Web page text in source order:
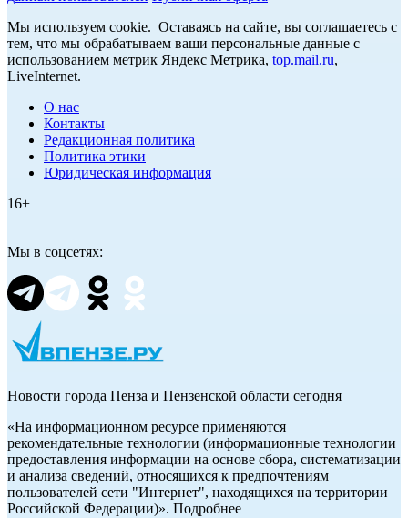
Мы используем cookie. Оставаясь на сайте, вы соглашаетесь с
тем, что мы обрабатываем ваши персональные данные с
использованием метрик Яндекс Метрика, top.mail.ru,
LiveInternet.
О нас
Контакты
Редакционная политика
Политика этики
Юридическая информация
16+
Мы в соцсетях:
Новости города Пенза и Пензенской области сегодня
«На информационном ресурсе применяются
рекомендательные технологии (информационные технологии
предоставления информации на основе сбора, систематизации
и анализа сведений, относящихся к предпочтениям
пользователей сети "Интернет", находящихся на территории
Российской Федерации)». Подробнее